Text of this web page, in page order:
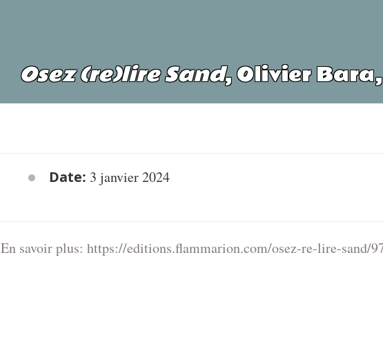
Osez (re)lire Sand, Olivier
Date: 3 janvier 2024
En savoir plus: https://editions.flammarion.com/osez-re-lire-sand/